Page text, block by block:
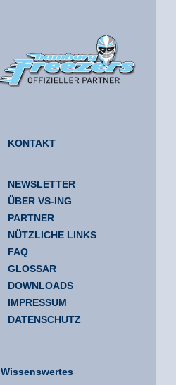
KONTAKT
NEWSLETTER
ÜBER VS-ING
PARTNER
NÜTZLICHE LINKS
FAQ
GLOSSAR
DOWNLOADS
IMPRESSUM
DATENSCHUTZ
Wissenswertes